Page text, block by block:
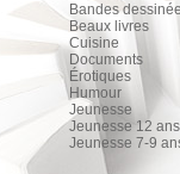
Bandes
Beaux livres
Cuisine
Documents
Érotiques
Humour
Jeunesse
Jeunesse 12
Jeunesse 7-9